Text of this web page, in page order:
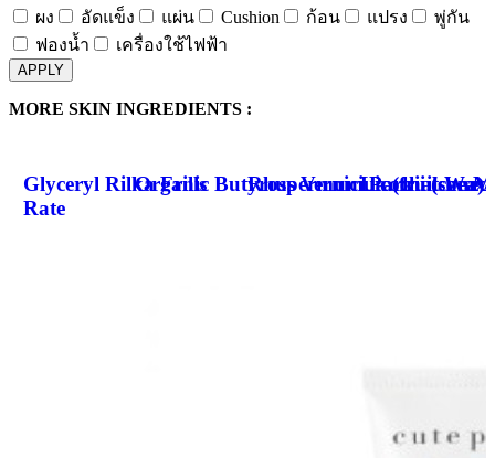
ผง
อัดแข็ง แผ่น Cushion ก้อน แปรง
พู่กัน
ฟองน้ำ
เครื่องใช้ไฟฟ้า
APPLY
MORE SKIN INGREDIENTS :
Glyceryl Rilka Frills
Rate
Organic Butyrospermum Parkii (shea)
Rhus Verniciua (fruit Wax)
Licochalcone